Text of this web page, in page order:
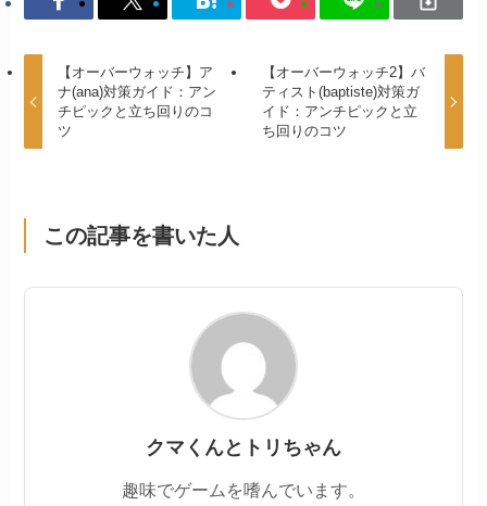
【オーバーウォッチ】ア
ナ(ana)対策ガイド：アン
チピックと立ち回りのコ
ツ
【オーバーウォッチ2】バ
ティスト(baptiste)対策ガ
イド：アンチピックと立
ち回りのコツ
この記事を書いた人
クマくんとトリちゃん
趣味でゲームを嗜んでいます。